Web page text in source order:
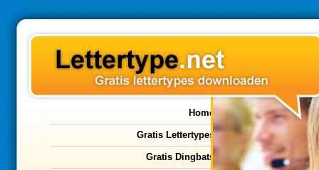
Home
Gratis Lettertypes
Gratis Dingbats